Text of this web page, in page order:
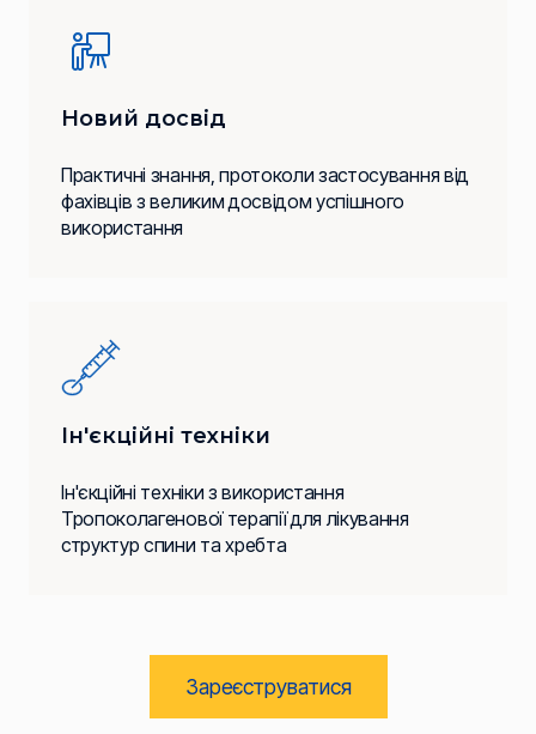
Новий досвід
Практичні знання, протоколи застосування від
фахівців з великим досвідом успішного
використання
Ін'єкційні техніки
Ін'єкційні техніки з використання
Тропоколагенової терапії для лікування
структур спини та хребта
Зареєструватися